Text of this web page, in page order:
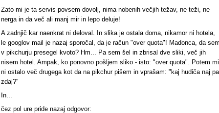
Zato mi je ta servis povsem dovolj, nima nobenih večjih težav, ne teži, ne
nerga in da več ali manj mir in lepo deluje!
A zadnjič kar naenkrat ni deloval. In slika je ostala doma, nikamor ni hotela,
le googlov mail je nazaj sporočal, da je račun "over quota"! Madonca, da
v pikchurju presegel kvoto? Hm... Pa sem šel in zbrisal dve sliki, več jih
nisem hotel. Ampak, ko ponovno pošljem sliko - isto: "over quota". Potem mi
ni ostalo več drugega kot da na pikchur pišem in vprašam: "kaj hudiča naj pa
zdaj?"
In...
čez pol ure pride nazaj odgovor: